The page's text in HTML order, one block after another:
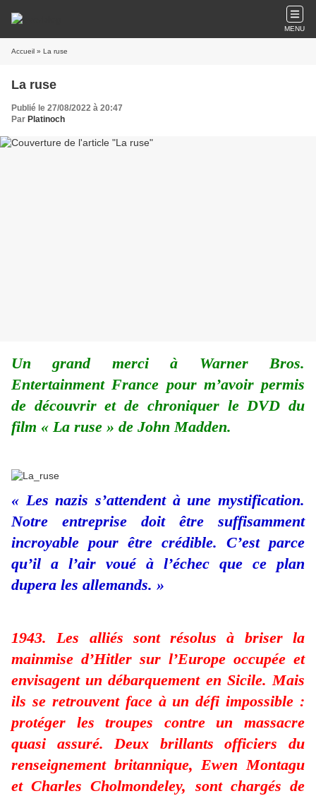
MENU
Accueil » La ruse
La ruse
Publié le 27/08/2022 à 20:47
Par Platinoch
Un grand merci à Warner Bros.
Entertainment France pour m’avoir permis
de découvrir et de chroniquer le DVD du
film « La ruse » de John Madden.
« Les nazis s’attendent à une mystification.
Notre entreprise doit être suffisamment
incroyable pour être crédible. C’est parce
qu’il a l’air voué à l’échec que ce plan
dupera les allemands. »
1943. Les alliés sont résolus à briser la
mainmise d’Hitler sur l’Europe occupée et
envisagent un débarquement en Sicile. Mais
ils se retrouvent face à un défi impossible :
protéger les troupes contre un massacre
quasi assuré. Deux brillants officiers du
renseignement britannique, Ewen Montagu
et Charles Cholmondeley, sont chargés de